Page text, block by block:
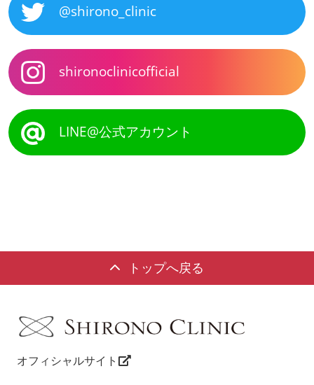
@shirono_clinic
shironoclinicofficial
LINE@公式アカウント
トップへ戻る
オフィシャルサイト